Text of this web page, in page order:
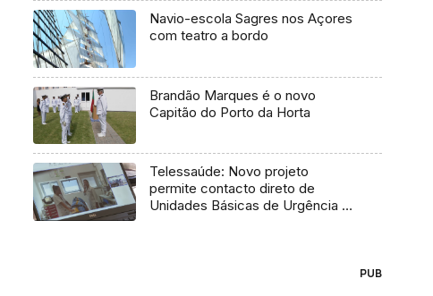
Navio-escola Sagres nos Açores
com teatro a bordo
Brandão Marques é o novo
Capitão do Porto da Horta
Telessaúde: Novo projeto
permite contacto direto de
Unidades Básicas de Urgência e
PUB